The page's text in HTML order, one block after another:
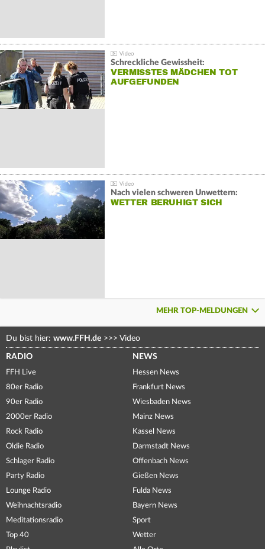
Schreckliche Gewissheit:
VERMISSTES MÄDCHEN TOT
AUFGEFUNDEN
Nach vielen schweren Unwettern:
WETTER BERUHIGT SICH
MEHR TOP-MELDUNGEN
Du bist hier: www.FFH.de >>> Video
RADIO
FFH Live
80er Radio
90er Radio
2000er Radio
Rock Radio
Oldie Radio
Schlager Radio
Party Radio
Lounge Radio
Weihnachtsradio
Meditationsradio
Top 40
NEWS
Hessen News
Frankfurt News
Wiesbaden News
Mainz News
Kassel News
Darmstadt News
Offenbach News
Gießen News
Fulda News
Bayern News
Sport
Wetter